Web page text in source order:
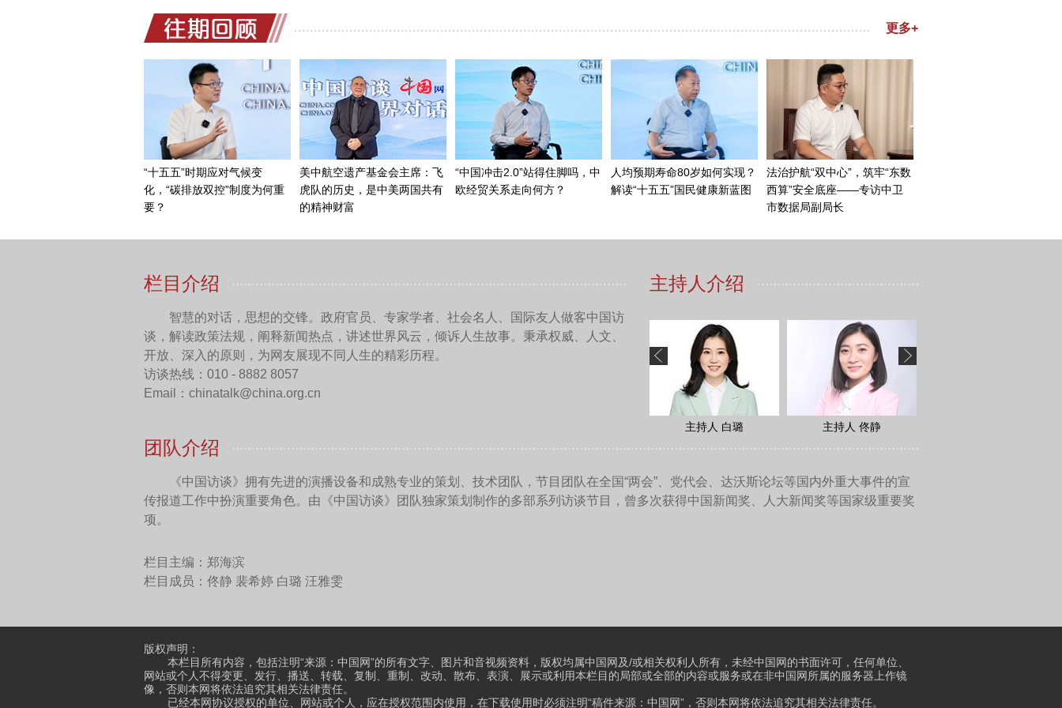
古巴共和国驻华大使馆副馆长马里奥：我觉得这是一次非常有趣且全面的体验。我非常高兴地看到，在中国共产党的
领导下，中国人民实现了56个民族的大团结。今天，我们对中国共产党的民族工作有了一个全面的了解。我们看到，中国
在民族工作方面取得了巨大成就。一些少数民族居住在非常偏远的地区，但这并未阻止中国共产党和中国政府不遗余力地
提升他们的生活水平。我们要知道，中国共产党最重要的核心目标之一是以人民为中心。而以人民为中心，就意味着让56
个民族团结协作，共同致力于提升中华民族的福祉，实现中华民族伟大复兴。
这些地方参观，无论是云南、内蒙古还是中国其他省份，感受文化的多样性，并见证中国如何高效且出色地将整个国家团
结在一起，都是非常好的体验。